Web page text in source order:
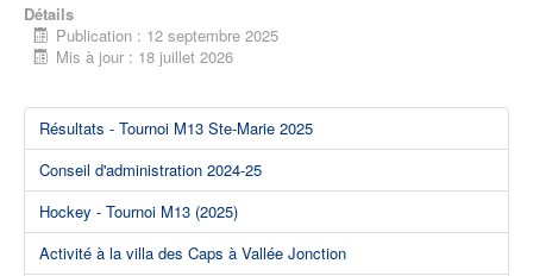
Détails
Publication : 12 septembre 2025
Mis à jour : 18 juillet 2026
Résultats - Tournoi M13 Ste-Marie 2025
Conseil d'administration 2024-25
Hockey - Tournoi M13 (2025)
Activité à la villa des Caps à Vallée Jonction